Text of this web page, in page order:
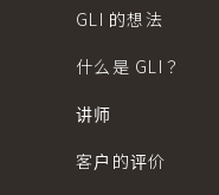
GLI 的想法
什么是 GLI？
讲师
客户的评价